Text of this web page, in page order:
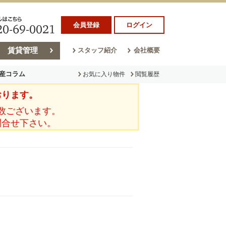
会員登録 ログイン
賃貸管理 スタッフ紹介 会社概要
コラム
ム
お気に入り物件 閲覧履歴
ます。
ざいます。
せ下さい。